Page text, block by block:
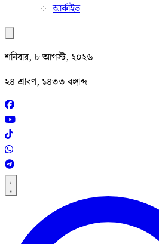
আর্কাইভ
শনিবার, ৮ আগস্ট, ২০২৬
২৪ শ্রাবণ, ১৪৩৩ বঙ্গাব্দ